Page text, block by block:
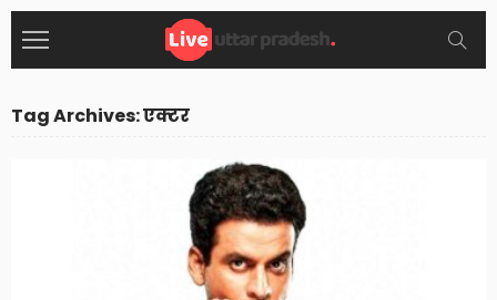
Tag Archives: एक्टर